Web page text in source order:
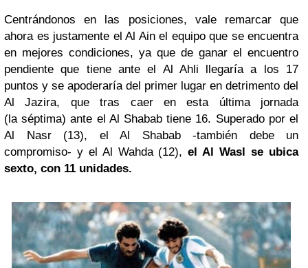
Centrándonos en las posiciones, vale remarcar que
ahora es justamente el Al Ain el equipo que se encuentra
en mejores condiciones, ya que de ganar el encuentro
pendiente que tiene ante el Al Ahli llegaría a los 17
puntos y se apoderaría del primer lugar en detrimento del
Al Jazira, que tras caer en esta última jornada
(la séptima) ante el Al Shabab tiene 16. Superado por el
Al Nasr (13), el Al Shabab -también debe un
compromiso- y el Al Wahda (12),el Al Wasl se ubica
sexto, con 11 unidades.